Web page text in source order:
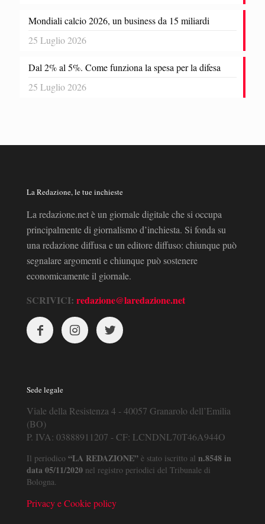
Mondiali calcio 2026, un business da 15 miliardi
25 Luglio 2026
Dal 2% al 5%. Come funziona la spesa per la difesa
25 Luglio 2026
La Redazione, le tue inchieste
La redazione.net è un giornale digitale che si occupa
principalmente di giornalismo d’inchiesta. Si fonda su
una redazione diffusa e un editore diffuso: chiunque può
segnalare argomenti e chiunque può sostenere
economicamente il giornale.
SCRIVICI: redazione@laredazione.net
Sede legale
Viale della Resistenza 4 - 40057 Granarolo dell’Emilia
(BO)
P. IVA: 03888911207 - CF: LCNDNL70T46A944O
Il periodico “LA REDAZIONE” è stato iscritto al n.8548 in
data 05/11/2020 nel registro periodici del Tribunale di
Bologna.
Privacy e Cookie policy